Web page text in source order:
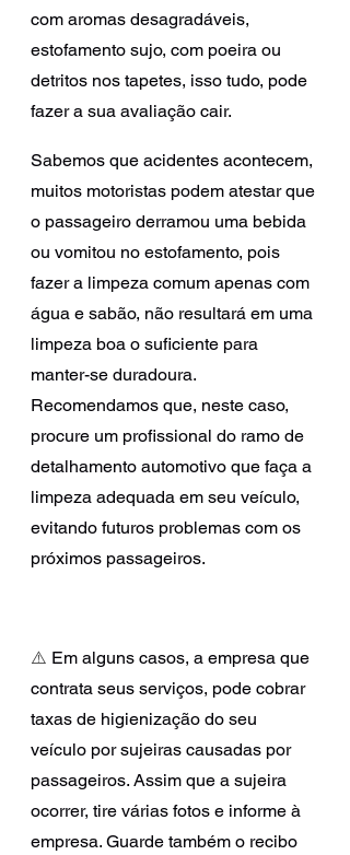
com aromas desagradáveis,
estofamento sujo, com poeira ou
detritos nos tapetes, isso tudo, pode
fazer a sua avaliação cair.
Sabemos que acidentes acontecem,
muitos motoristas podem atestar que
o passageiro derramou uma bebida
ou vomitou no estofamento, pois
fazer a limpeza comum apenas com
água e sabão, não resultará em uma
limpeza boa o suficiente para
manter-se duradoura.
Recomendamos que, neste caso,
procure um profissional do ramo de
detalhamento automotivo que faça a
limpeza adequada em seu veículo,
evitando futuros problemas com os
próximos passageiros.
⚠️ Em alguns casos, a empresa que
contrata seus serviços, pode cobrar
taxas de higienização do seu
veículo por sujeiras causadas por
passageiros. Assim que a sujeira
ocorrer, tire várias fotos e informe à
empresa. Guarde também o recibo